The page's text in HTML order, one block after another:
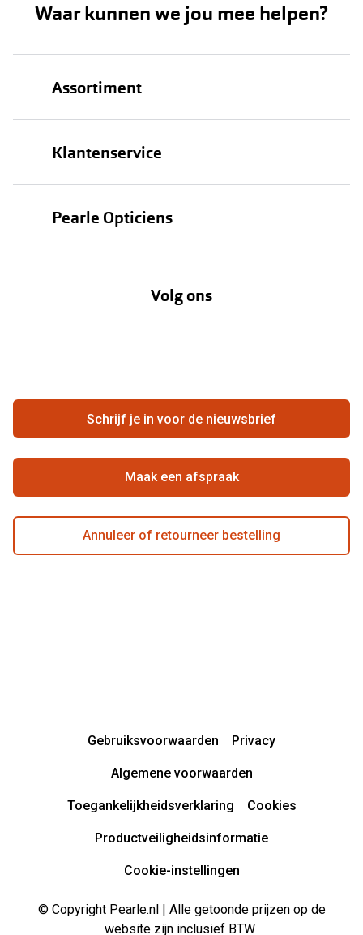
Waar kunnen we jou mee helpen?
Assortiment
Klantenservice
Verzending
Hier de overeenkomst ontbinden
Zorgvergoeding
Pearle Opticiens
Ondernemen bij Pearle
Beste winkelketen
Actievoorwaarden
Volg ons
Schrijf je in voor de nieuwsbrief
Maak een afspraak
Annuleer of retourneer bestelling
Gebruiksvoorwaarden Privacy
Algemene voorwaarden
Toegankelijkheidsverklaring Cookies
Productveiligheidsinformatie
Cookie-instellingen
© Copyright Pearle.nl | Alle getoonde prijzen op de
website zijn inclusief BTW